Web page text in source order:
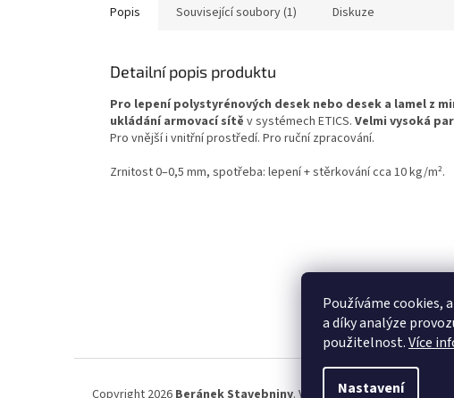
Používáme cookies,
a díky analýze
použitelnost.Více
Nastavení
Popis Související soubory (1) Diskuze
Detailní popis produktu
Pro lepení polystyrénových desek nebo desek a lamel z
ukládání armovací sítě v systémech ETICS. Velmi vysoká
Pro vnější i vnitřní prostředí. Pro ruční zpracování.
Zrnitost 0–0,5 mm, spotřeba: lepení + stěrkování cca 10 kg/m².